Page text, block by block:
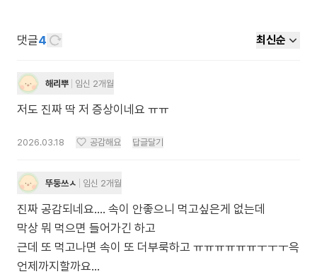
댓글4 최신순
해리뿌 임신 2개월
저도 진짜 딱 저 증상이네요 ㅠㅠ
2026.03.18 공감해요 답글달기
뚜둥쓰ㅅ 임신 2개월
진짜 공감되네요.... 속이 안좋으니 먹고싶은게 없는데
막상 뭐 먹으면 들어가긴 하고
근데 또 먹고나면 속이 또 더부룩하고 ㅠㅠㅠㅠㅠㅠㅜㅜㅜ윽
언제까지할까요...